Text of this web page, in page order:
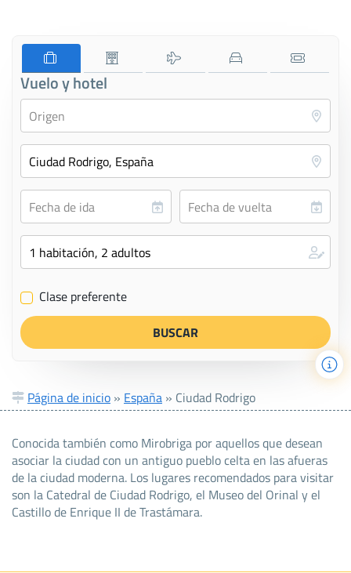
Vuelo y hotel
✔ Clase preferente
Página de inicio » España » Ciudad Rodrigo
Conocida también como Mirobriga por aquellos que desean
asociar la ciudad con un antiguo pueblo celta en las afueras
de la ciudad moderna. Los lugares recomendados para visitar
son la Catedral de Ciudad Rodrigo, el Museo del Orinal y el
Castillo de Enrique II de Trastámara.